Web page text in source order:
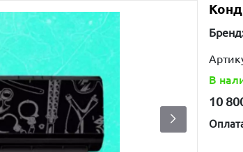
В
10